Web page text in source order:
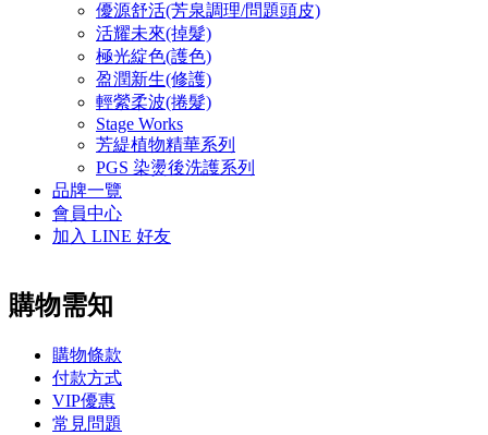
優源舒活(芳泉調理/問題頭皮)
活耀未來(掉髮)
極光綻色(護色)
盈潤新生(修護)
輕縈柔波(捲髮)
Stage Works
芳緹植物精華系列
PGS 染燙後洗護系列
品牌一覽
會員中心
加入 LINE 好友
購物需知
購物條款
付款方式
VIP優惠
常見問題